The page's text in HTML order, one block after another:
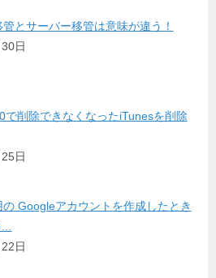
管とサーバー移管は意味が違う！
日
で削除できなくなったiTunesを削除
日
の Googleアカウントを作成したとき
日